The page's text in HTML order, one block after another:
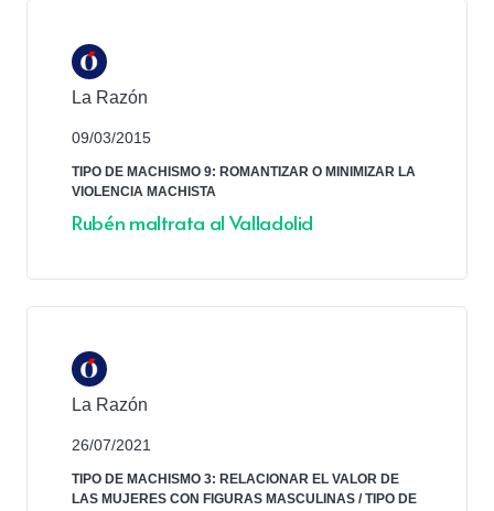
La Razón
09/03/2015
TIPO DE MACHISMO 9: ROMANTIZAR O MINIMIZAR LA
VIOLENCIA MACHISTA
Rubén maltrata al Valladolid
La Razón
26/07/2021
TIPO DE MACHISMO 3: RELACIONAR EL VALOR DE
LAS MUJERES CON FIGURAS MASCULINAS /TIPO DE